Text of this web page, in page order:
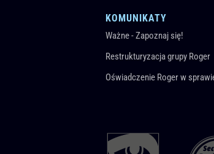
KOMUNIKATY
Ważne - Zapoznaj się!
Restrukturyzacja grupy Roger
Oświadczenie Roger w